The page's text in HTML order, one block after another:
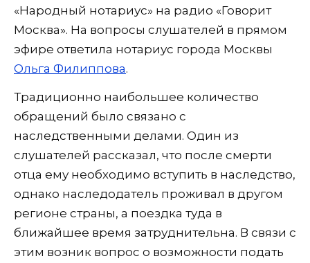
«Народный нотариус» на радио «Говорит
Москва». На вопросы слушателей в прямом
эфире ответила нотариус города Москвы
Ольга Филиппова.
Традиционно наибольшее количество
обращений было связано с
наследственными делами. Один из
слушателей рассказал, что после смерти
отца ему необходимо вступить в наследство,
однако наследодатель проживал в другом
регионе страны, а поездка туда в
ближайшее время затруднительна. В связи с
этим возник вопрос о возможности подать